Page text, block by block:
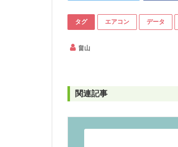
タグ エアコン データ
畠山
関連記事